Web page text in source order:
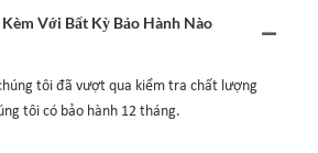
Với Bất Kỳ Bảo Hành Nào
tôi đã vượt qua kiểm tra chất lượng
tôi có bảo hành 12 tháng.